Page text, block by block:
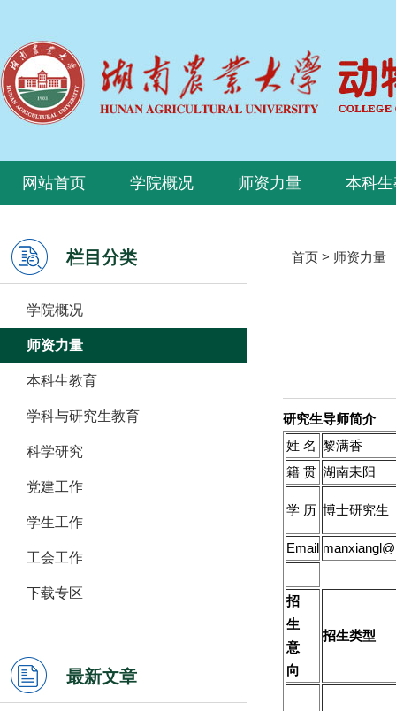
网站首页 学院概况 师资力量 本科
栏目分类
学院概况
师资力量
本科生教育
学科与研究生教育
科学研究
党建工作
学生工作
工会工作
下载专区
最新文章
首页 > 师资力量
研究生导师简介
姓 名 黎满香
籍 贯 湖南耒阳
学 历 博士研究生
Email
招
生
意
向
招生类型